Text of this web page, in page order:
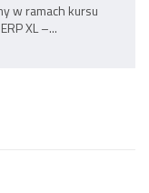
w ramach kursu
XL –...